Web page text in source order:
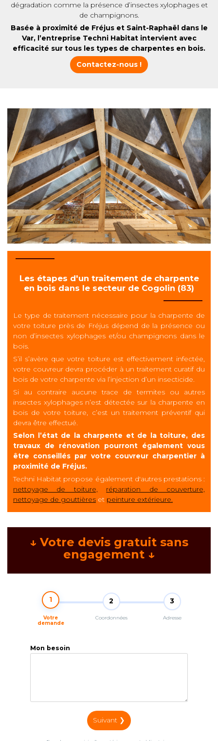
dégradation comme la présence d’insectes xylophages et
de champignons.
Basée à proximité de Fréjus et Saint-Raphaël dans le
Var, l’entreprise Techni Habitat intervient avec
efficacité sur tous les types de charpentes en bois.
Contactez-nous !
Les étapes d'un traitement de charpente
en bois dans le secteur de Cogolin (83)
Le type de traitement nécessaire pour la charpente de
votre toiture près de Fréjus dépend de la présence ou
non d’insectes xylophages et/ou champignons dans le
bois.
S’il s’avère que votre toiture est effectivement infectée,
votre couvreur devra procéder à un traitement curatif du
bois de votre charpente via l’injection d’un insecticide.
Si au contraire aucune trace de termites ou autres
insectes xylophages n’est détectée sur la charpente en
bois de votre toiture, c’est un traitement préventif qui
devra être effectué.
Selon l’état de la charpente et de la toiture, des
travaux de rénovation pourront également vous
être conseillés par votre couvreur charpentier à
proximité de Fréjus.
Techni Habitat propose également d'autres prestations :
nettoyage de toiture,
réparation de couverture,
nettoyage de gouttières et peinture extérieure.
↓ Votre devis gratuit sans
engagement ↓
1
Votre
demande
2
Coordonnées
3
Adresse
Mon besoin
Suivant ❯